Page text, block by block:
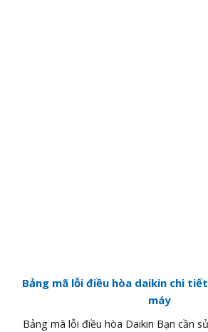
Bảng mã lỗi điều hòa daikin chi
máy
Bảng mã lỗi điều hòa Daikin Bạn cần